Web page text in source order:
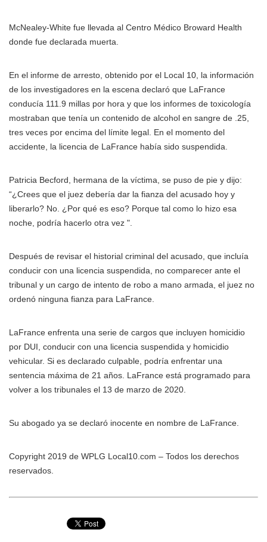
McNealey-White fue llevada al Centro Médico Broward Health
donde fue declarada muerta.
En el informe de arresto, obtenido por el Local 10, la información
de los investigadores en la escena declaró que LaFrance
conducía 111.9 millas por hora y que los informes de toxicología
mostraban que tenía un contenido de alcohol en sangre de .25,
tres veces por encima del límite legal. En el momento del
accidente, la licencia de LaFrance había sido suspendida.
Patricia Becford, hermana de la víctima, se puso de pie y dijo:
“¿Crees que el juez debería dar la fianza del acusado hoy y
liberarlo? No. ¿Por qué es eso? Porque tal como lo hizo esa
noche, podría hacerlo otra vez ".
Después de revisar el historial criminal del acusado, que incluía
conducir con una licencia suspendida, no comparecer ante el
tribunal y un cargo de intento de robo a mano armada, el juez no
ordenó ninguna fianza para LaFrance.
LaFrance enfrenta una serie de cargos que incluyen homicidio
por DUI, conducir con una licencia suspendida y homicidio
vehicular. Si es declarado culpable, podría enfrentar una
sentencia máxima de 21 años. LaFrance está programado para
volver a los tribunales el 13 de marzo de 2020.
Su abogado ya se declaró inocente en nombre de LaFrance.
Copyright 2019 de WPLG Local10.com – Todos los derechos
reservados.